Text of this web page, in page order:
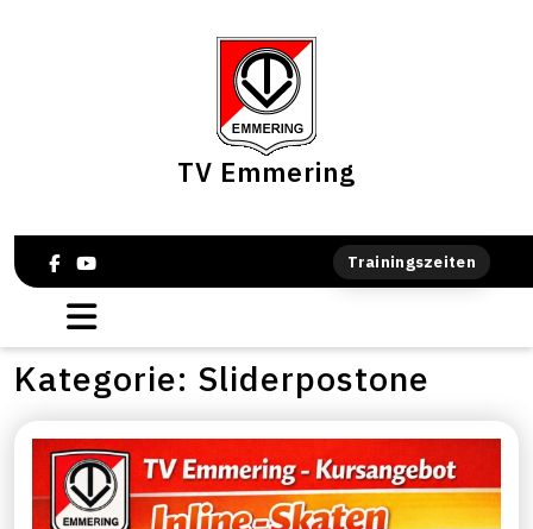
TV Emmering
Trainingszeiten
Kategorie: Sliderpostone